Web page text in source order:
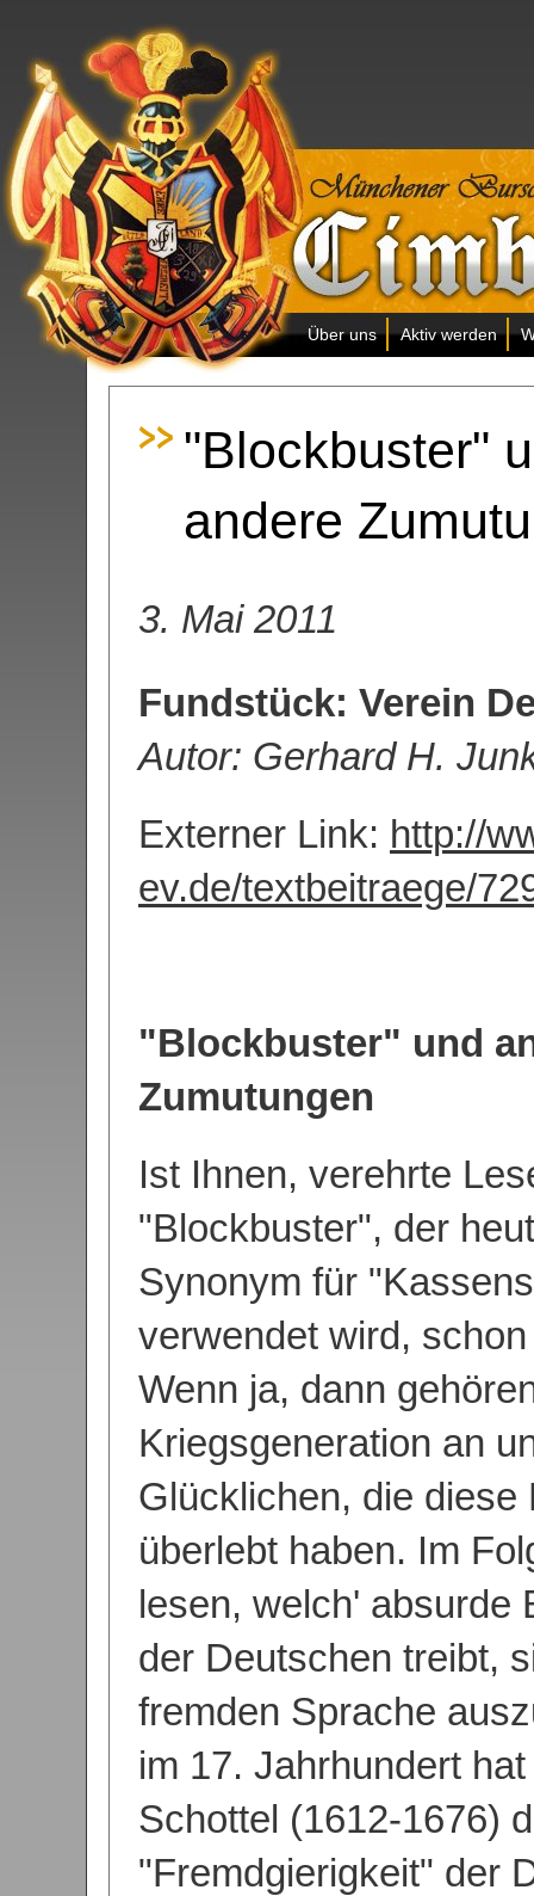
Über uns Aktiv werden
"Blockbuster"
andere
3. Mai 2011
Fundstück: Verein
Autor: Gerhard H.
Externer Link: http://
ev.de/textbeitraege/
"Blockbuster" und
Zumutungen
Ist Ihnen, verehrte
"Blockbuster", der
Synonym für
verwendet wird,
Wenn ja, dann
Kriegsgeneration an
Glücklichen, die diese
überlebt haben. Im
lesen, welch' absurde
der Deutschen treibt,
fremden Sprache
im 17. Jahrhundert
Schottel (1612-1676)
"Fremdgierigkeit" der